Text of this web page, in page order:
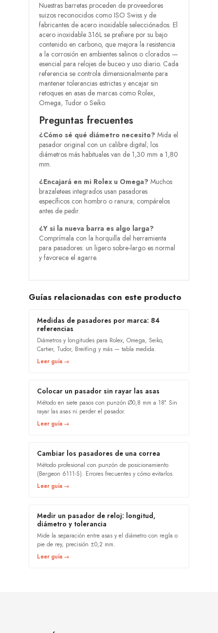
Nuestras barretas proceden de proveedores
suizos reconocidos como ISO Swiss y de
fabricantes de acero inoxidable selecciónados. El
acero inoxidable 316L se prefiere por su bajo
contenido en carbono, que mejora la resistencia
a la corrosión en ambientes salinos o clorados —
esencial para relojes de buceo y uso diario. Cada
referencia se controla dimensionalmente para
mantener tolerancias estrictas y encajar sin
retoques en asas de marcas como Rolex,
Omega, Tudor o Seiko.
Preguntas frecuentes
¿Cómo sé qué diámetro necesito? Mida el
pasador original con un calibre digital; los
diámetros más habituales van de 1,30 mm a 1,80
mm.
¿Encajará en mi Rolex u Omega? Muchos
brazaletees integrados usan pasadores
específicos con hombro o ranura; compárelos
antes de pedir.
¿Y si la nueva barra es algo larga?
Comprímala con la horquilla del herramienta
para pasadores: un ligero sobre-largo es normal
y favorece el agarre.
Guías relacionadas con este producto
Medidas de pasadores por marca: 84
referencias
Diámetros y longitudes para Rolex, Omega, Seiko,
Cartier, Tudor, Breitling y más — tabla medida.
Leer guía →
Colocar un pasador sin rayar las asas
Método en siete pasos con punzón Ø0,8 mm a 18°. Sin
rayar las asas ni perder el pasador.
Leer guía →
Cambiar los pasadores de una correa
Método profesional con punzón de posicionamiento
(Bergeon 6111-S). Errores frecuentes y cómo evitarlos.
Leer guía →
Medir un pasador de reloj: longitud,
diámetro y tolerancia
Mide la separación entre asas y el diámetro con regla o
pie de rey, precisión ±0,2 mm.
Leer guía →